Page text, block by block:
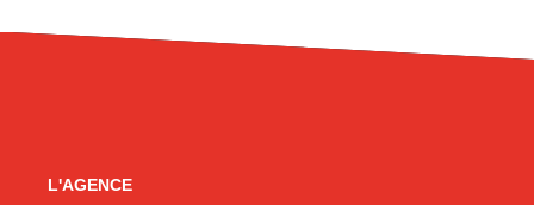
L'AGENCE